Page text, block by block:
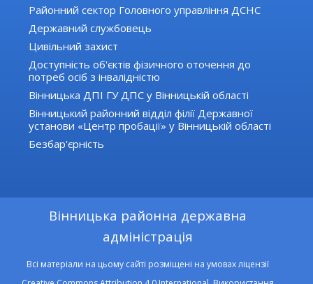
Районний сектор Головного управління ДСНС
Державний службовець
Цивільний захист
Доступність об'єктів фізичного оточення до
потреб осіб з інвалідністю
Вінницька ДПІ ГУ ДПС у Вінницькій області
Вінницький районний відділ філії Державної
установи «Центр пробації» у Вінницькій області
Безбар'єрність
Вінницька районна державна
адміністрація
Всі матеріали на цьому сайті розміщені на умовах ліцензії